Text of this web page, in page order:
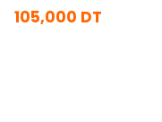
105,000 DT